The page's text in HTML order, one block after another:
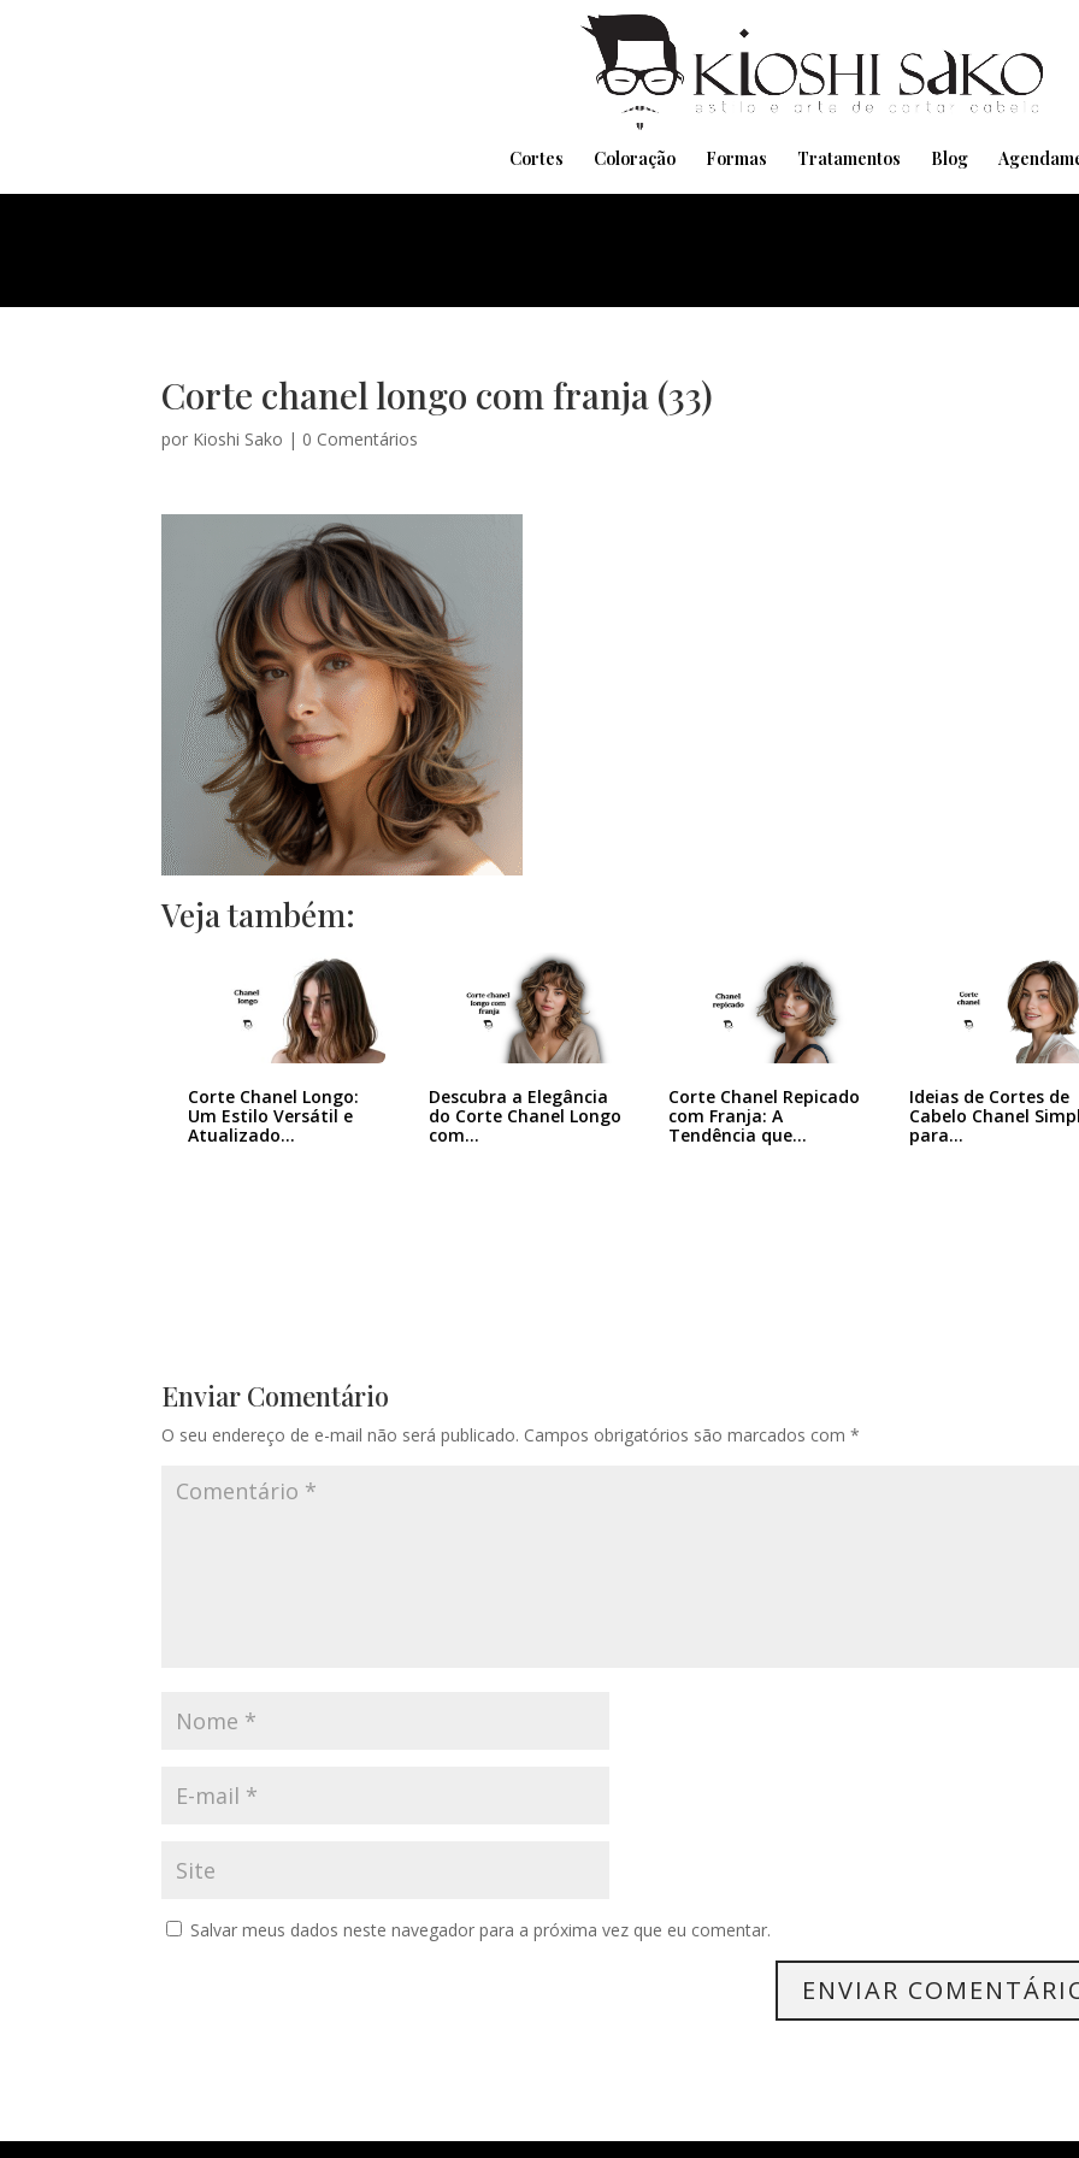
Cortes Coloração Formas Tratamentos Blog
Corte chanel longo com franja (33)
por Kioshi Sako | 0 Comentários
Veja também:
Corte Chanel Longo:
Um Estilo Versátil e
Atualizado…
Descubra a Elegância
do Corte Chanel Longo
com…
Corte Chanel Repicado
com Franja: A
Tendência que…
Ideias de Cortes de
Cabelo Chanel
para…
Enviar Comentário
O seu endereço de e-mail não será publicado. Campos obrigatórios são marcados com*
Salvar meus dados neste navegador para a próxima vez que eu comentar.
Pensando em transformar seu Visual??
Agende pelo Whatsapp